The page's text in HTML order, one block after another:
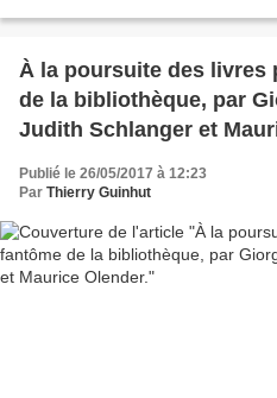
À la poursuite des livres
de la bibliothèque, par
Judith Schlanger et
Publié le 26/05/2017 à 12:23
Par Thierry Guinhut